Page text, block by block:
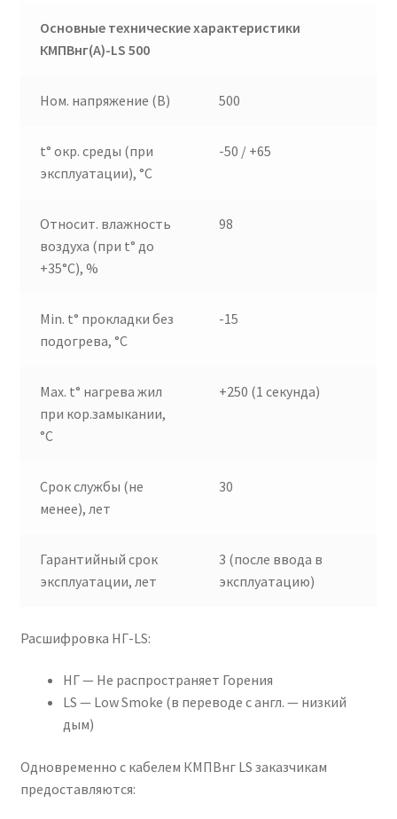
Основные технические характеристики
КМПВнг(А)-LS 500
Ном. напряжение (В) 500
t° окр. среды (при
эксплуатации), °C
-50 / +65
Относит. влажность
воздуха (при t° до
+35°C), %
98
Min. t° прокладки без
подогрева, °C
-15
Max. t° нагрева жил
при кор.замыкании,
°C
+250 (1 секунда)
Срок службы (не
менее), лет
30
Гарантийный срок
эксплуатации, лет
3 (после ввода в
эксплуатацию)
Расшифровка НГ-LS:
НГ — Не распространяет Горения
LS — Low Smoke (в переводе с англ. — низкий
дым)
Одновременно с кабелем КМПВнг LS заказчикам
предоставляются: